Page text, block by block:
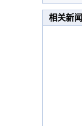
相关新闻